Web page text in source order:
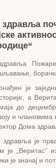
је
а
до
и
Дома
је
је „Веритас“
је значај и